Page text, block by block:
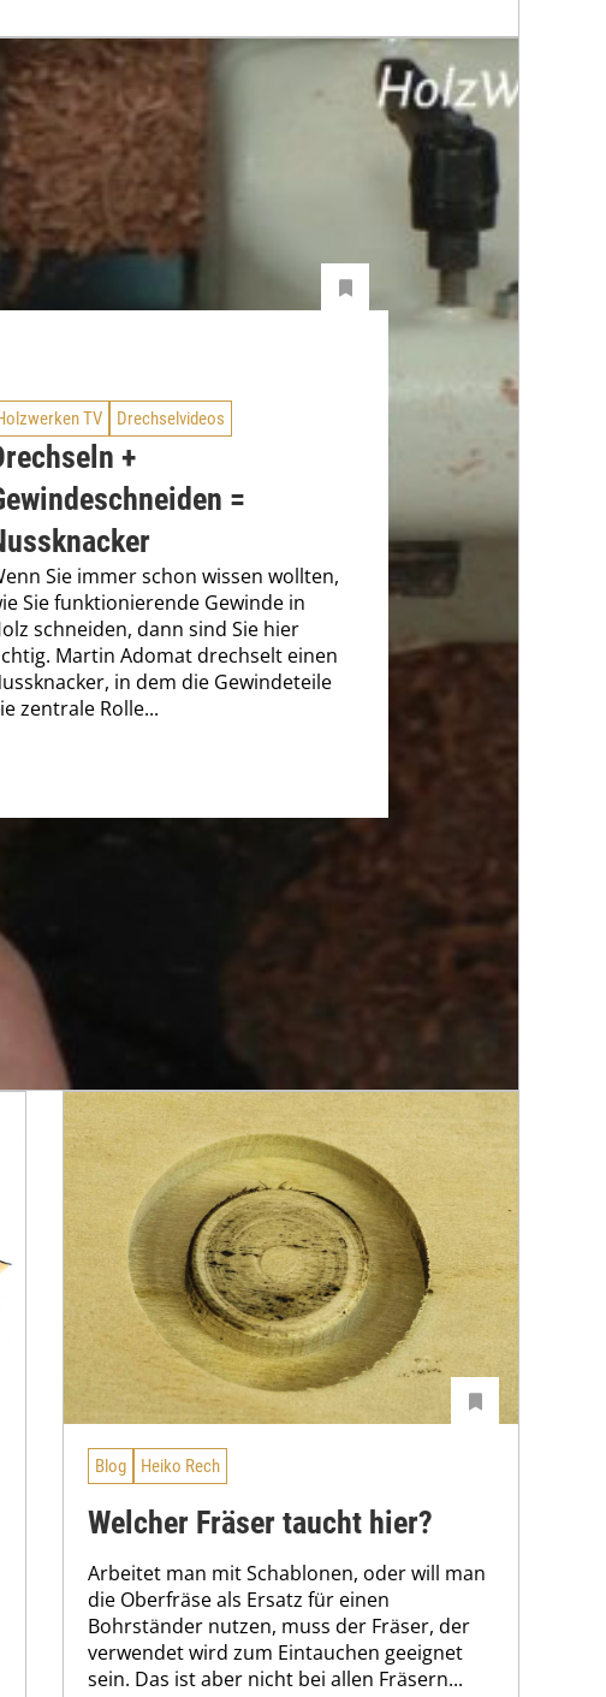
TV Drechselvideos
+
=
Sie immer schon wissen wollten,
Sie funktionierende Gewinde in
schneiden, dann sind Sie hier
Martin Adomat drechselt einen
in dem die Gewindeteile
zentrale Rolle...
Blog Heiko Rech
Welcher Fräser taucht hier?
Arbeitet man mit Schablonen, oder will man
die Oberfräse als Ersatz für einen
Bohrständer nutzen, muss der Fräser, der
verwendet wird zum Eintauchen geeignet
sein. Das ist aber nicht bei allen Fräsern...